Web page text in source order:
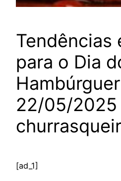
Tendências
para o Dia
22/05/2025
[ad_1]